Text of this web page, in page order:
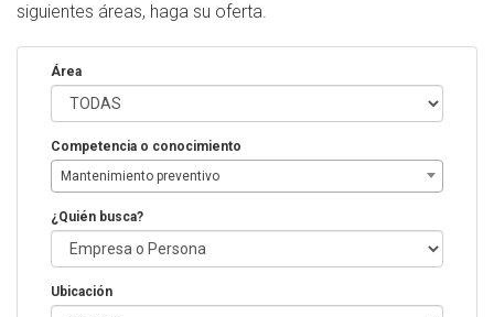
siguientes áreas, haga su oferta.
Área
Competencia o conocimiento
Mantenimiento preventivo
¿Quién busca?
Ubicación